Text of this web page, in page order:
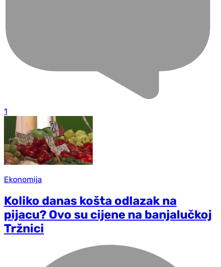
1
Ekonomija
Koliko danas košta odlazak na
pijacu? Ovo su cijene na banjalučkoj
Tržnici